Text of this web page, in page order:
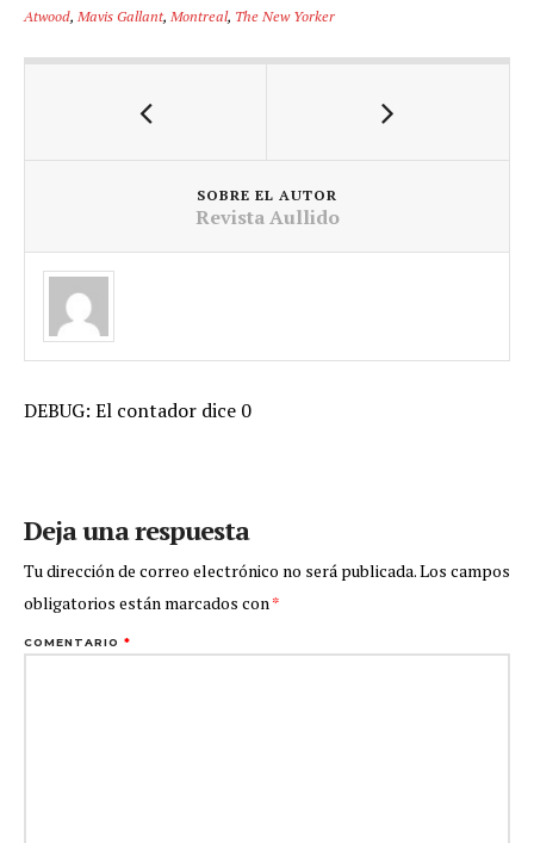
Atwood, Mavis Gallant, Montreal, The New Yorker
SOBRE EL AUTOR
Revista Aullido
DEBUG: El contador dice 0
Deja una respuesta
Tu dirección de correo electrónico no será publicada.Los campos
obligatorios están marcados con*
COMENTARIO *